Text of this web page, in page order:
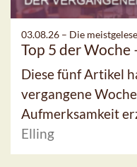
03.08.26 – Die
Top 5 der
Diese fünf Artikel
vergangene
Aufmerksamkeit
Elling